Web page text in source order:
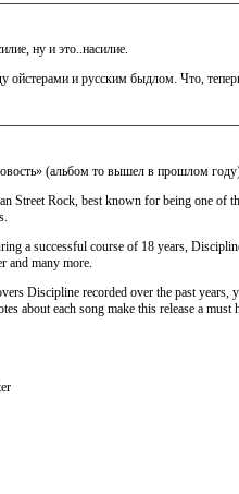
ну и это..насилие.
и русским быдлом. Что,
(альбом то вышел в прошлом
Street Rock, best known for being one of
a successful course of 18 years,
and many more.
Discipline recorded over the past
about each song make this release a